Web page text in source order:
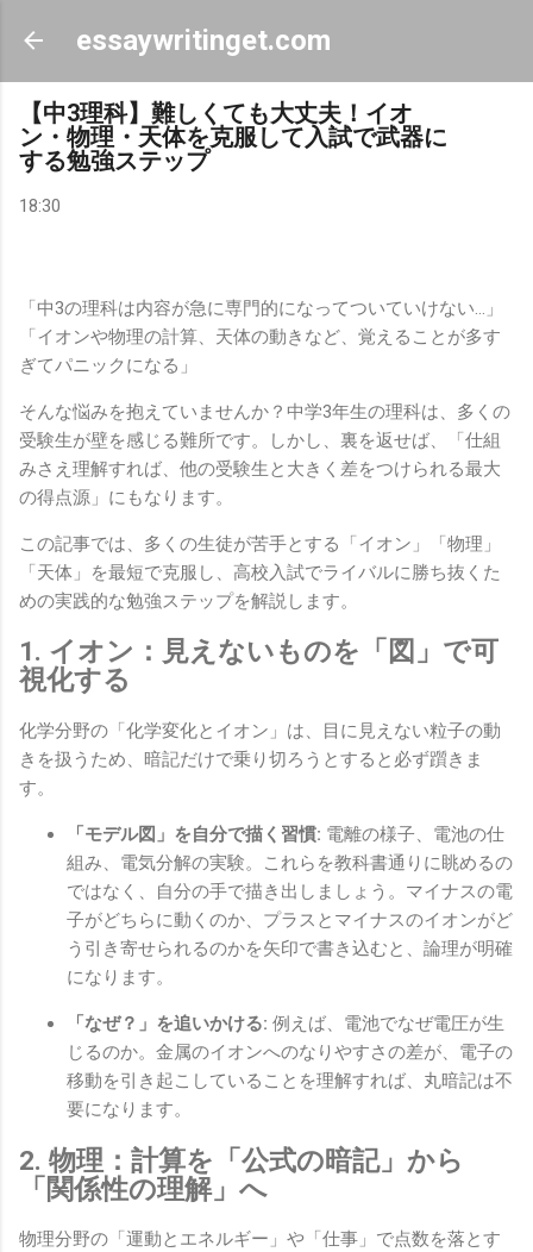
スキップしてメイン コンテンツに移動
essaywritinget.com
【中3理科】難しくても大丈夫！イオ
ン・物理・天体を克服して入試で武器に
する勉強ステップ
18:30
「中3の理科は内容が急に専門的になってついていけない…」
「イオンや物理の計算、天体の動きなど、覚えることが多す
ぎてパニックになる」
そんな悩みを抱えていませんか？中学3年生の理科は、多くの
受験生が壁を感じる難所です。しかし、裏を返せば、「仕組
みさえ理解すれば、他の受験生と大きく差をつけられる最大
の得点源」にもなります。
この記事では、多くの生徒が苦手とする「イオン」「物理」
「天体」を最短で克服し、高校入試でライバルに勝ち抜くた
めの実践的な勉強ステップを解説します。
1. イオン：見えないものを「図」で可
視化する
化学分野の「化学変化とイオン」は、目に見えない粒子の動
きを扱うため、暗記だけで乗り切ろうとすると必ず躓きま
す。
「モデル図」を自分で描く習慣: 電離の様子、電池の仕
組み、電気分解の実験。これらを教科書通りに眺めるの
ではなく、自分の手で描き出しましょう。マイナスの電
子がどちらに動くのか、プラスとマイナスのイオンがど
う引き寄せられるのかを矢印で書き込むと、論理が明確
になります。
「なぜ？」を追いかける: 例えば、電池でなぜ電圧が生
じるのか。金属のイオンへのなりやすさの差が、電子の
移動を引き起こしていることを理解すれば、丸暗記は不
要になります。
2. 物理：計算を「公式の暗記」から
「関係性の理解」へ
物理分野の「運動とエネルギー」や「仕事」で点数を落とす